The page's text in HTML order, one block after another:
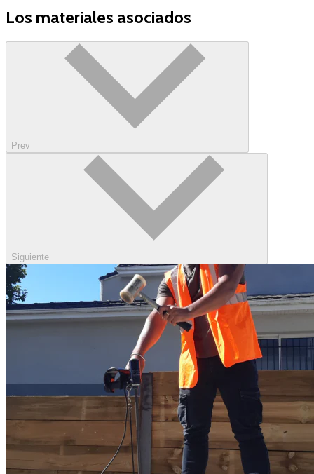
Los materiales asociados
Prev
Siguiente